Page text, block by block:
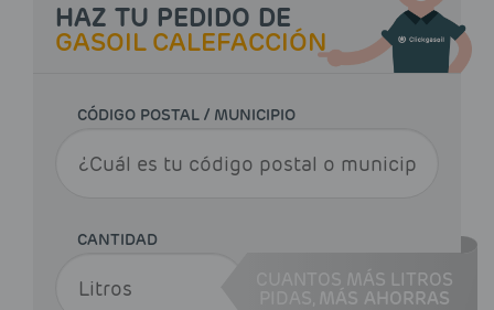
HAZ TU PEDIDO DE
GASOIL CALEFACCIÓN
CÓDIGO POSTAL / MUNICIPIO
CANTIDAD
CUANTOS MÁS LITROS
MÁS AHORRAS